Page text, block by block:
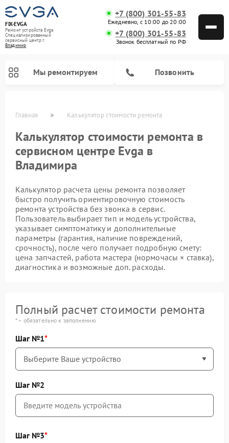
FIX-EVGA
Ремонт устройств Evga
Специализированный
cервисный центр г.
Владимир
+7 (800) 301-55-83
Ежедневно, с 10:00 до 20:00
+7 (800) 301-55-83
Звонок бесплатный по РФ
Мы ремонтируем Позвонить
Главная Калькулятор стоимости ремонта
Калькулятор стоимости ремонта в
сервисном центре Evga в
Владимира
Калькулятор расчета цены ремонта позволяет
быстро получить ориентировочную стоимость
ремонта устройства без звонка в сервис.
Пользователь выбирает тип и модель устройства,
указывает симптоматику и дополнительные
параметры (гарантия, наличие повреждений,
срочность), после чего получает подробную смету:
цена запчастей, работа мастера (нормочасы × ставка),
диагностика и возможные доп. расходы.
Полный расчет стоимости ремонта
* – обязательно к заполнению
Шаг №1
Шаг №2
Шаг №3